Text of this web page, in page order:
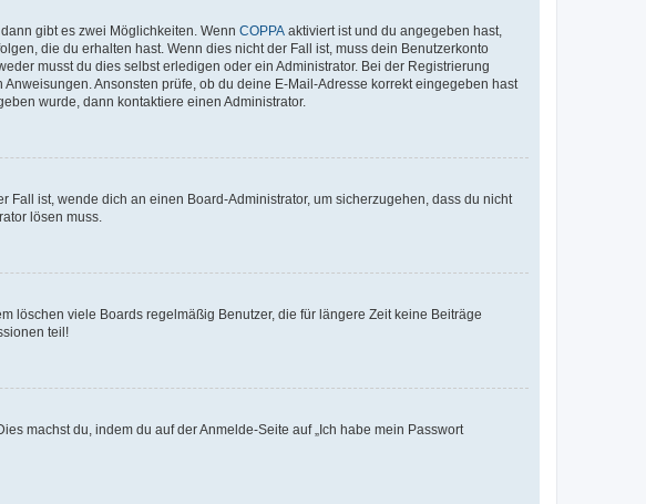
gibt es zwei Möglichkeiten. Wenn COPPA aktiviert ist und du angegeben hast,
die du erhalten hast. Wenn dies nicht der Fall ist, muss dein Benutzerkonto
musst du dies selbst erledigen oder ein Administrator. Bei der Registrierung
Ansonsten prüfe, ob du deine E-Mail-Adresse korrekt eingegeben hast
wurde, dann kontaktiere einen Administrator.
ist, wende dich an einen Board-Administrator, um sicherzugehen, dass du nicht
lösen muss.
löschen viele Boards regelmäßig Benutzer, die für längere Zeit keine Beiträge
teil!
machst du, indem du auf der Anmelde-Seite auf „Ich habe mein Passwort